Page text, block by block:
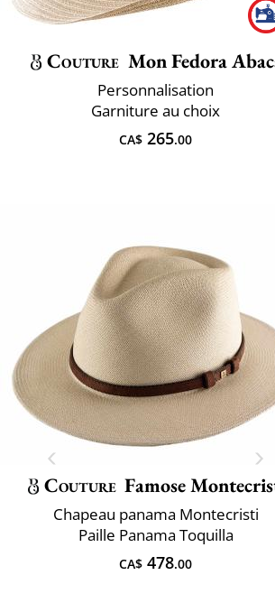
Couture Mon Fedora
Personnalisation
Garniture au choix
CA$ 265.00
Couture Famose
Chapeau panama Montecristi
Paille Panama Toquilla
CA$ 478.00